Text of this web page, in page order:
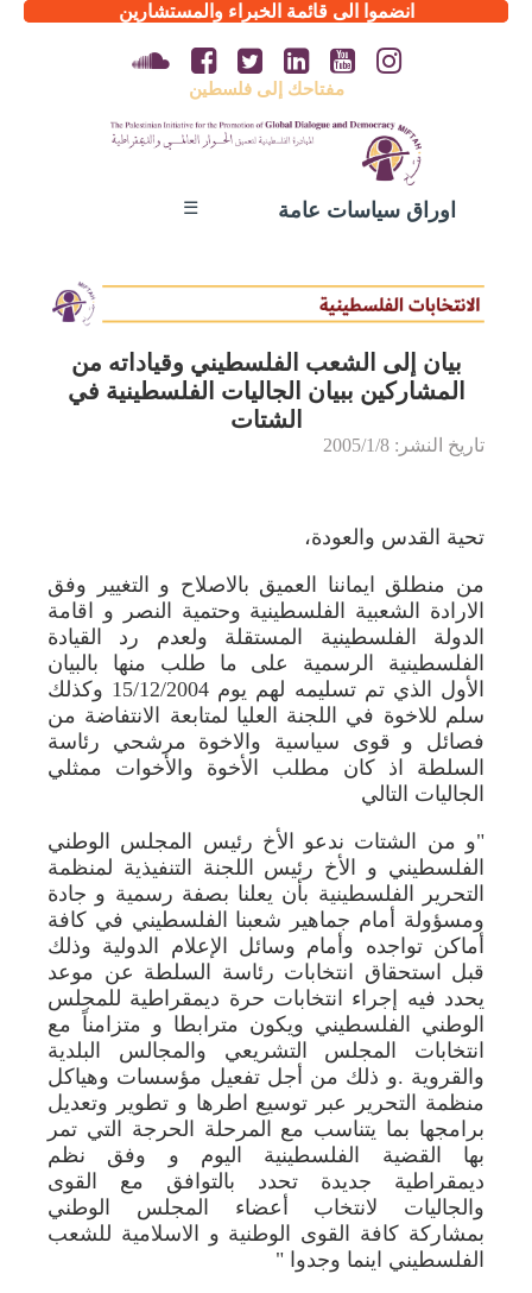
انضموا الى قائمة الخبراء والمستشارين
مفتاحك إلى فلسطين
اوراق سياسات عامة ☰
بيان إلى الشعب الفلسطيني وقياداته من
المشاركين ببيان الجاليات الفلسطينية في
الشتات
تاريخ النشر: 2005/1/8
تحية القدس والعودة،
من منطلق ايماننا العميق بالاصلاح و التغيير وفق
الارادة الشعبية الفلسطينية وحتمية النصر و اقامة
الدولة الفلسطينية المستقلة ولعدم رد القيادة
الفلسطينية الرسمية على ما طلب منها بالبيان
الأول الذي تم تسليمه لهم يوم 15/12/2004 وكذلك
سلم للاخوة في اللجنة العليا لمتابعة الانتفاضة من
فصائل و قوى سياسية والاخوة مرشحي رئاسة
السلطة اذ كان مطلب الأخوة والأخوات ممثلي
الجاليات التالي
"و من الشتات ندعو الأخ رئيس المجلس الوطني
الفلسطيني و الأخ رئيس اللجنة التنفيذية لمنظمة
التحرير الفلسطينية بأن يعلنا بصفة رسمية و جادة
ومسؤولة أمام جماهير شعبنا الفلسطيني في كافة
أماكن تواجده وأمام وسائل الإعلام الدولية وذلك
قبل استحقاق انتخابات رئاسة السلطة عن موعد
يحدد فيه إجراء انتخابات حرة ديمقراطية للمجلس
الوطني الفلسطيني ويكون مترابطا و متزامناً مع
انتخابات المجلس التشريعي والمجالس البلدية
والقروية .و ذلك من أجل تفعيل مؤسسات وهياكل
منظمة التحرير عبر توسيع اطرها و تطوير وتعديل
برامجها بما يتناسب مع المرحلة الحرجة التي تمر
بها القضية الفلسطينية اليوم و وفق نظم
ديمقراطية جديدة تحدد بالتوافق مع القوى
والجاليات لانتخاب أعضاء المجلس الوطني
بمشاركة كافة القوى الوطنية و الاسلامية للشعب
الفلسطيني اينما وجدوا "